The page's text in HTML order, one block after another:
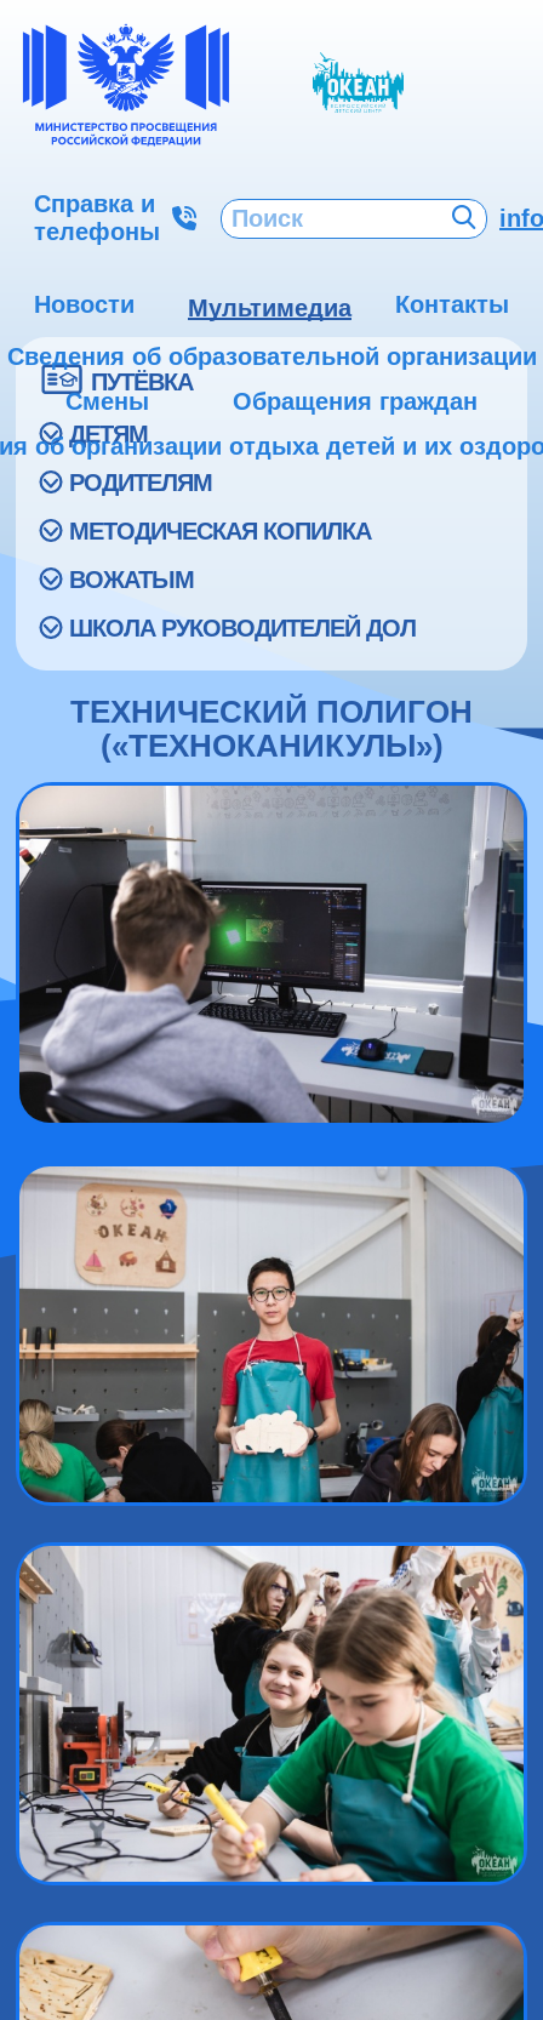
Справка и
телефоны
Новости Мультимедиа
Контакты
Сведения об образовательной организации
Смены
Обращения граждан
об организации отдыха детей и их
ПУТЁВКА
ДЕТЯМ
РОДИТЕЛЯМ
МЕТОДИЧЕСКАЯ КОПИЛКА
ВОЖАТЫМ
ШКОЛА РУКОВОДИТЕЛЕЙ ДОЛ
ТЕХНИЧЕСКИЙ ПОЛИГОН
(«ТЕХНОКАНИКУЛЫ»)